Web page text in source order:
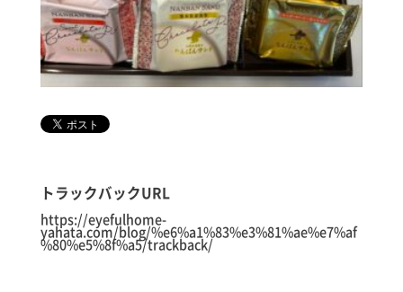
トラックバックURL
https://eyefulhome-
yahata.com/blog/%e6%a1%83%e3%81%ae%e7%af
%80%e5%8f%a5/trackback/